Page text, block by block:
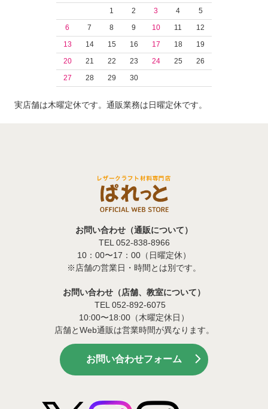
1
2 3 4
5
6
7 8 9 10 11
12
13
14 15 16 17 18
19
20
21 22 23 24 25
26
27
28 29 30
実店舗は木曜定休です。通販業務は日曜定休です。
お問い合わせ（通販について）
TEL 052-838-8966
10：00〜17：00（日曜定休）
※店舗の営業日・時間とは別です。
お問い合わせ（店舗、教室について）
TEL 052-892-6075
10:00〜18:00（木曜定休日）
店舗とWeb通販は営業時間が異なります。
お問い合わせフォーム